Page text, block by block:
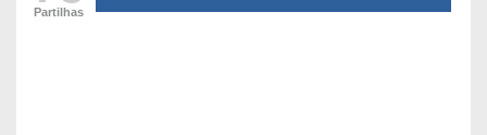
Partilhas